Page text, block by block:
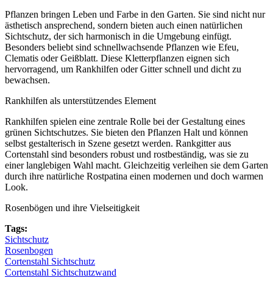
Pflanzen bringen Leben und Farbe in den Garten. Sie sind nicht nur
ästhetisch ansprechend, sondern bieten auch einen natürlichen
Sichtschutz, der sich harmonisch in die Umgebung einfügt.
Besonders beliebt sind schnellwachsende Pflanzen wie Efeu,
Clematis oder Geißblatt. Diese Kletterpflanzen eignen sich
hervorragend, um Rankhilfen oder Gitter schnell und dicht zu
bewachsen.
Rankhilfen als unterstützendes Element
Rankhilfen spielen eine zentrale Rolle bei der Gestaltung eines
grünen Sichtschutzes. Sie bieten den Pflanzen Halt und können
selbst gestalterisch in Szene gesetzt werden. Rankgitter aus
Cortenstahl sind besonders robust und rostbeständig, was sie zu
einer langlebigen Wahl macht. Gleichzeitig verleihen sie dem Garten
durch ihre natürliche Rostpatina einen modernen und doch warmen
Look.
Rosenbögen und ihre Vielseitigkeit
Tags:
Sichtschutz
Rosenbogen
Cortenstahl Sichtschutz
Cortenstahl Sichtschutzwand